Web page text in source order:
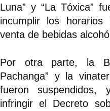
Luna” y “La Tóxica”
incumplir los horarios
venta de bebidas
Por otra parte, la
Pachanga” y la
fueron
infringir el Decreto